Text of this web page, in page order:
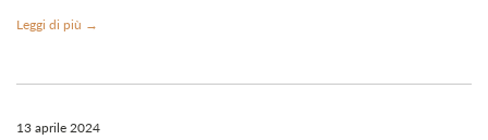
Leggi di più →
13 aprile 2024